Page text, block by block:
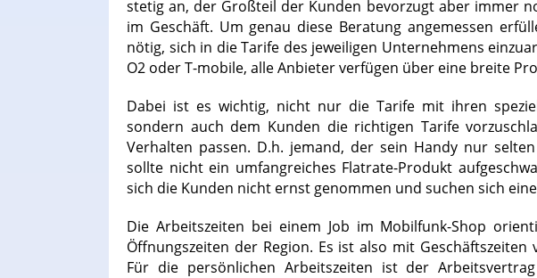
stetig an, der Großteil der Kunden bevorzugt aber immer
im Geschäft. Um genau diese Beratung angemessen
nötig, sich in die Tarife des jeweiligen Unternehmens
O2 oder T-mobile, alle Anbieter verfügen über eine breite
Dabei ist es wichtig, nicht nur die Tarife mit ihren
sondern auch dem Kunden die richtigen Tarife
Verhalten passen. D.h. jemand, der sein Handy nur
sollte nicht ein umfangreiches Flatrate-Produkt
sich die Kunden nicht ernst genommen und suchen sich
Die Arbeitszeiten bei einem Job im Mobilfunk-Shop
Öffnungszeiten der Region. Es ist also mit
Für die persönlichen Arbeitszeiten ist der